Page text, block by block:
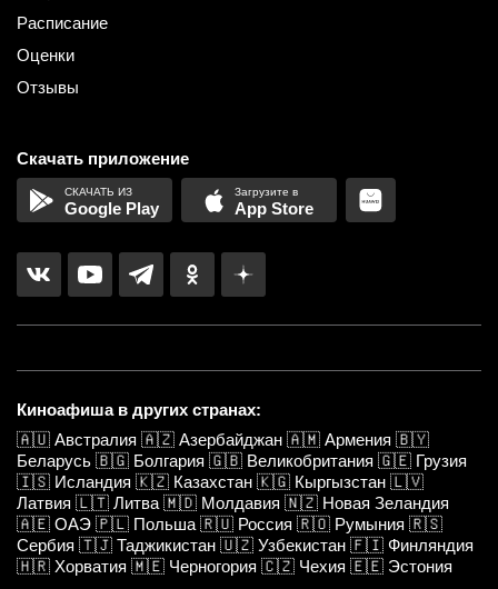
Расписание
Оценки
Отзывы
Скачать приложение
Google Play App Store
Киноафиша в других странах:
🇦🇺 Австралия 🇦🇿 Азербайджан 🇦🇲 Армения 🇧🇾
Беларусь 🇧🇬 Болгария 🇬🇧 Великобритания 🇬🇪 Грузия
🇮🇸 Исландия 🇰🇿 Казахстан 🇰🇬 Кыргызстан 🇱🇻
Латвия 🇱🇹 Литва 🇲🇩 Молдавия 🇳🇿 Новая Зеландия
🇦🇪 ОАЭ 🇵🇱 Польша 🇷🇺 Россия 🇷🇴 Румыния 🇷🇸
Сербия 🇹🇯 Таджикистан 🇺🇿 Узбекистан 🇫🇮 Финляндия
🇭🇷 Хорватия 🇲🇪 Черногория 🇨🇿 Чехия 🇪🇪 Эстония